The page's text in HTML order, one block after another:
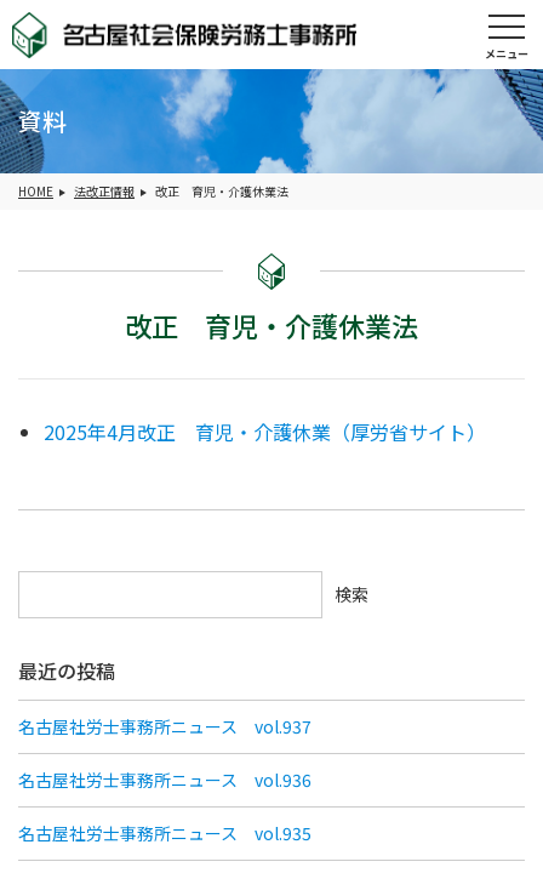
メニュー
資料
HOME 法改正情報 改正 育児・介護休業法
改正 育児・介護休業法
2025年4月改正 育児・介護休業（厚労省サイト）
検索
最近の投稿
名古屋社労士事務所ニュース vol.937
名古屋社労士事務所ニュース vol.936
名古屋社労士事務所ニュース vol.935